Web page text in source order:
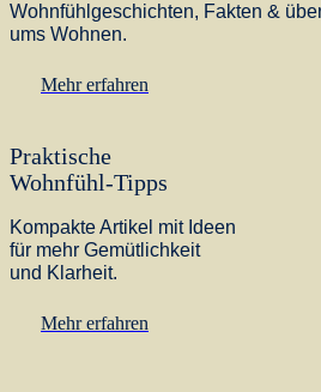
Wohnfühlgeschichten, Fakten &
ums Wohnen.
Mehr erfahren
Praktische
Wohnfühl-Tipps
Kompakte Artikel mit Ideen
für mehr Gemütlichkeit
und Klarheit.
Mehr erfahren